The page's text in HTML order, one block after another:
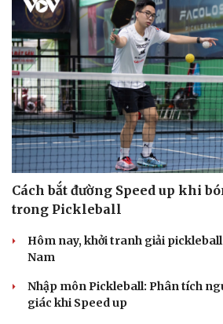
Cách bắt đường Speed up khi
trong Pickleball
Hôm nay, khởi tranh giải
Nam
Nhập môn Pickleball: Phân tích
giác khi Speed up